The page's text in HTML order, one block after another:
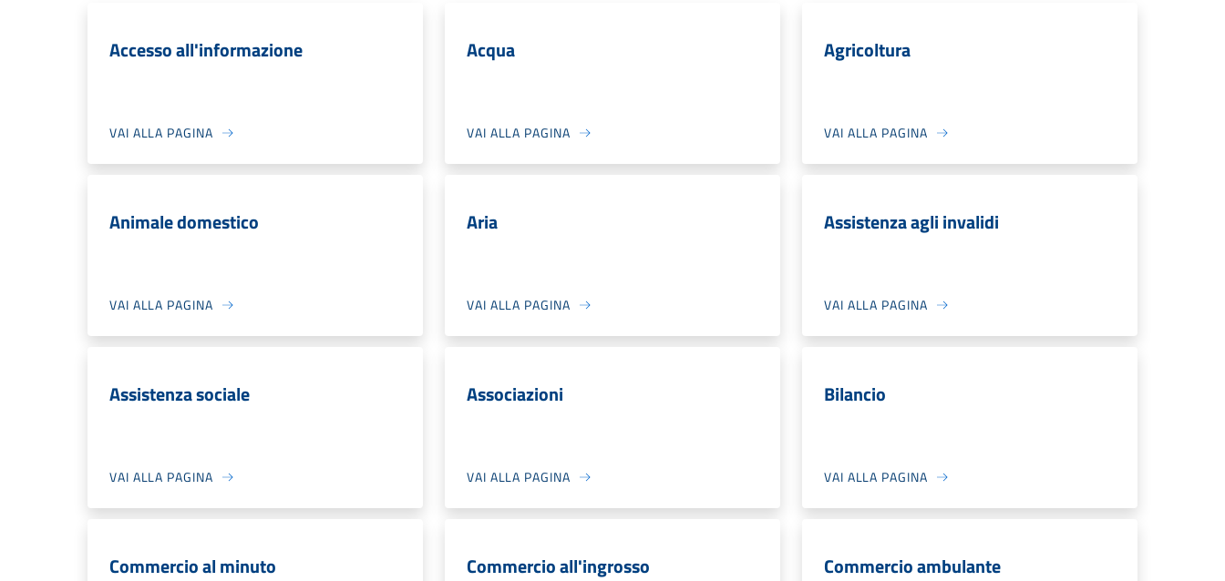
Accesso all'informazione
VAI ALLA PAGINA
Acqua
VAI ALLA PAGINA
Agricoltura
VAI ALLA PAGINA
Animale domestico
VAI ALLA PAGINA
Aria
VAI ALLA PAGINA
Assistenza agli invalidi
VAI ALLA PAGINA
Assistenza sociale
VAI ALLA PAGINA
Associazioni
VAI ALLA PAGINA
Bilancio
VAI ALLA PAGINA
Commercio al minuto Commercio all'ingrosso Commercio ambulante